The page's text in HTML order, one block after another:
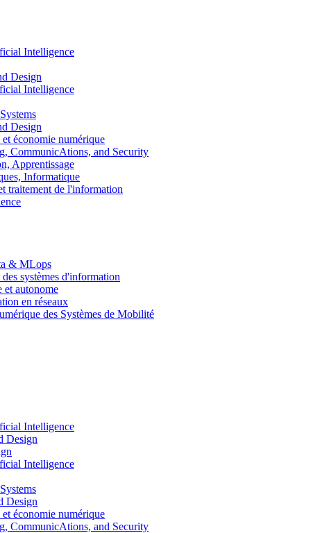
Intelligence
Design
Intelligence
Design
économie numérique
CommunicAtions, and Security
Apprentissage
Informatique
traitement de l'information
& MLops
systèmes d'information
autonome
en réseaux
des Systèmes de Mobilité
Intelligence
Design
Intelligence
Design
économie numérique
CommunicAtions, and Security